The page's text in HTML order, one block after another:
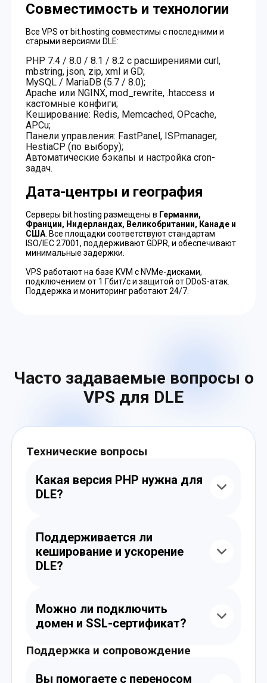
Совместимость и технологии
Все VPS от bit.hosting совместимы с последними и
старыми версиями DLE:
PHP 7.4 / 8.0 / 8.1 / 8.2 с расширениями curl,
mbstring, json, zip, xml и GD;
MySQL / MariaDB (5.7 / 8.0);
Apache или NGINX, mod_rewrite, .htaccess и
кастомные конфиги;
Кеширование: Redis, Memcached, OPcache,
APCu;
Панели управления: FastPanel, ISPmanager,
HestiaCP (по выбору);
Автоматические бэкапы и настройка cron-
задач.
Дата-центры и география
Серверы bit.hosting размещены в Германии,
Франции, Нидерландах, Великобритании, Канаде и
США . Все площадки соответствуют стандартам
ISO/IEC 27001, поддерживают GDPR, и обеспечивают
минимальные задержки.
VPS работают на базе KVM с NVMe-дисками,
подключением от 1 Гбит/с и защитой от DDoS-атак.
Поддержка и мониторинг работают 24/7.
Часто задаваемые вопросы о
VPS для DLE
Технические вопросы
Какая версия PHP нужна для
DLE?
PHP 7.4–8.2. Мы поможем выбрать и
настроить нужную версию под вашу
сборку.
Поддерживается ли
кеширование и ускорение
DLE?
OPcache и другие кеши. Они значительно
ускоряют загрузку страниц.
Можно ли подключить
домен и SSL-сертификат?
Да. Мы подключим ваш домен, установим
сертификат и настроим HTTPS.
Поддержка и сопровождение
Вы помогаете с переносом